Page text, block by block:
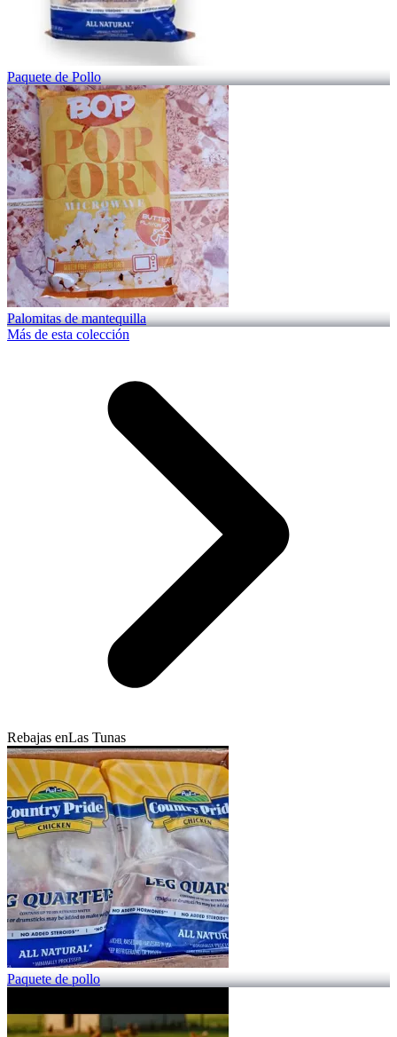
Paquete de Pollo
Palomitas de mantequilla
Más de esta colección
Rebajas enLas Tunas
Paquete de pollo